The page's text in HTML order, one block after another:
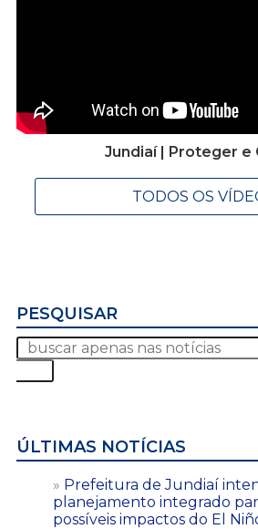
Jundiaí | Proteger e
TODOS OS
PESQUISAR
ÚLTIMAS NOTÍCIAS
Prefeitura de Jundiaí
planejamento integrado
possíveis impactos do El